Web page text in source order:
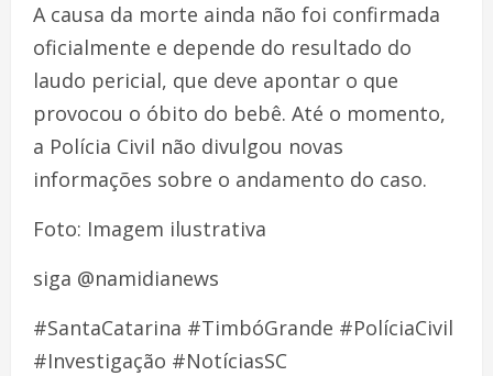
A causa da morte ainda não foi confirmada
oficialmente e depende do resultado do
laudo pericial, que deve apontar o que
provocou o óbito do bebê. Até o momento,
a Polícia Civil não divulgou novas
informações sobre o andamento do caso.
Foto: Imagem ilustrativa
siga @namidianews
#SantaCatarina #TimbóGrande #PolíciaCivil
#Investigação #NotíciasSC